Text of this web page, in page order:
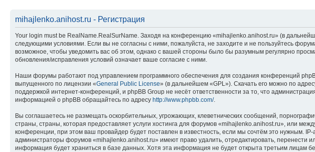
mihajlenko.anihost.ru - Регистрация
Your login must be RealName.RealSurName. Заходя на конференцию «mihajlenko.anihost.ru» (в
следующими условиями. Если вы не согласны с ними, пожалуйста, не заходите и не пользуйтесь
возможное, чтобы уведомить вас об этом, однако с вашей стороны было бы разумным регулярно
обновления/исправления условий означает ваше согласие с ними.
Наши форумы работают под управлением программного обеспечения для создания конференций
выпущенного по лицензии «General Public License» (в дальнейшем «GPL»). Скачать его можно по
поддержкой интернет-конференций, и phpBB Group не несёт ответственности за то, что
информацией о phpBB обращайтесь по адресу http://www.phpbb.com/.
Вы соглашаетесь не размещать оскорбительных, угрожающих, клеветнических сообщений,
страны, страны, которая предоставляет услуги хостинга для форумов «mihajlenko.anihost.ru», или
конференции, при этом ваш провайдер будет поставлен в известность, если мы сочтём это нужным.
администраторы форумов «mihajlenko.anihost.ru» имеют право удалить, отредактировать, перенести
информация будет храниться в базе данных. Хотя эта информация не будет открыта третьим